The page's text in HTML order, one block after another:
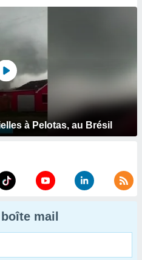
à Pelotas, au Brésil
mail